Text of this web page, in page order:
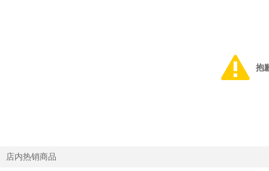
抱
店内热销商品